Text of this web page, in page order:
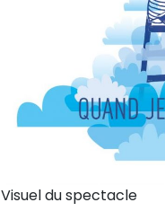
Visuel du spectacle